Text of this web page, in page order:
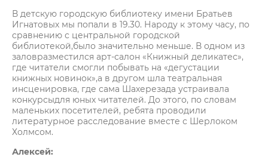
В детскую городскую библиотеку имени Братьев
Игнатовых мы попали в 19.30. Народу к этому часу, по
сравнению с центральной городской
библиотекой,было значительно меньше. В одном из
заловразместился арт-салон «Книжный деликатес»,
где читатели смогли побывать на «дегустации
книжных новинок»,а в другом шла театральная
инсценировка, где сама Шахерезада устраивала
конкурсыдля юных читателей. До этого, по словам
маленьких посетителей, ребята проводили
литературное расследование вместе с Шерлоком
Холмсом.
Алексей: